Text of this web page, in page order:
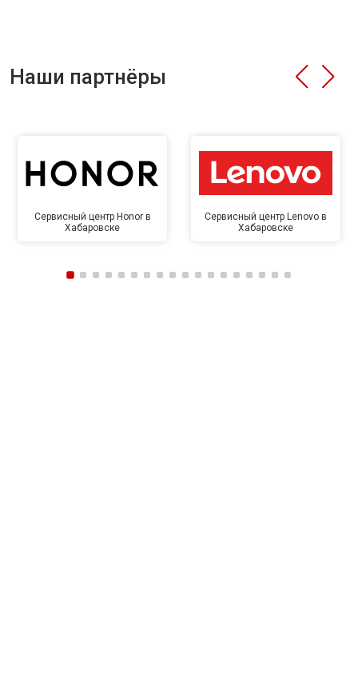
Наши партнёры
Сервисный центр Honor в
Хабаровске
Сервисный центр Lenovo в
Хабаровске